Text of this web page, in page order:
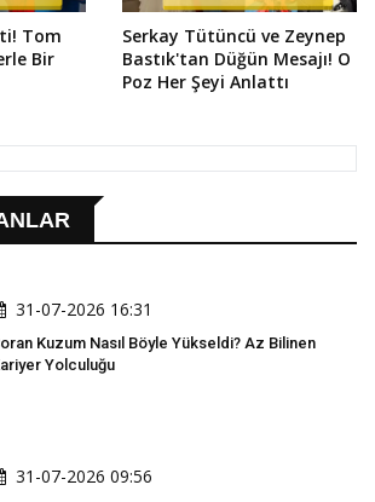
Tom
Bir
Serkay Tütüncü ve Zeynep
Bastık'tan Düğün Mesajı! O
Poz Her Şeyi Anlattı
31-07-2026 16:31
Kuzum Nasıl Böyle Yükseldi? Az Bilinen
Yolculuğu
31-07-2026 09:56